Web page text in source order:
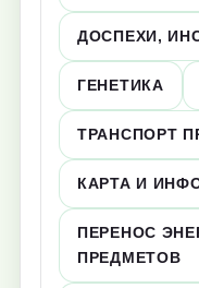
ДОСПЕХИ,
ГЕНЕТИКА
ТРАНСПОРТ
КАРТА И
ПЕРЕНОС
ПРЕДМЕТОВ